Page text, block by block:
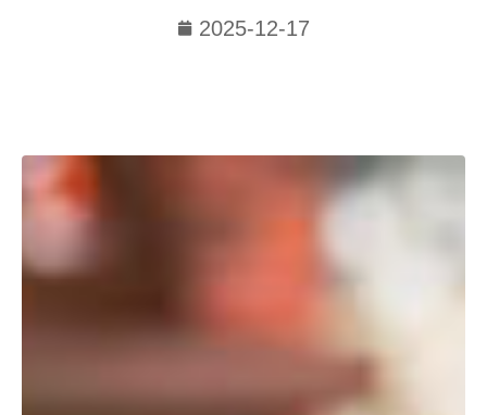
2025-12-17